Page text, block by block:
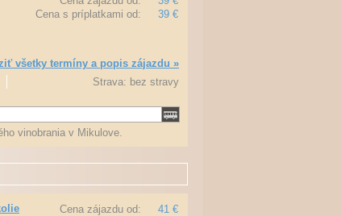
Cena s príplatkami od:
39 €
všetky termíny a popis zájazdu »
Strava: bez stravy
vinobrania v Mikulove.
Cena zájazdu od:
41 €